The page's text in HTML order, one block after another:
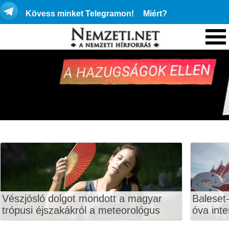
Kövess minket Telegramon! Miért?
Vészjósló dolgot mondott a magyar
trópusi éjszakákról a meteorológus
óva